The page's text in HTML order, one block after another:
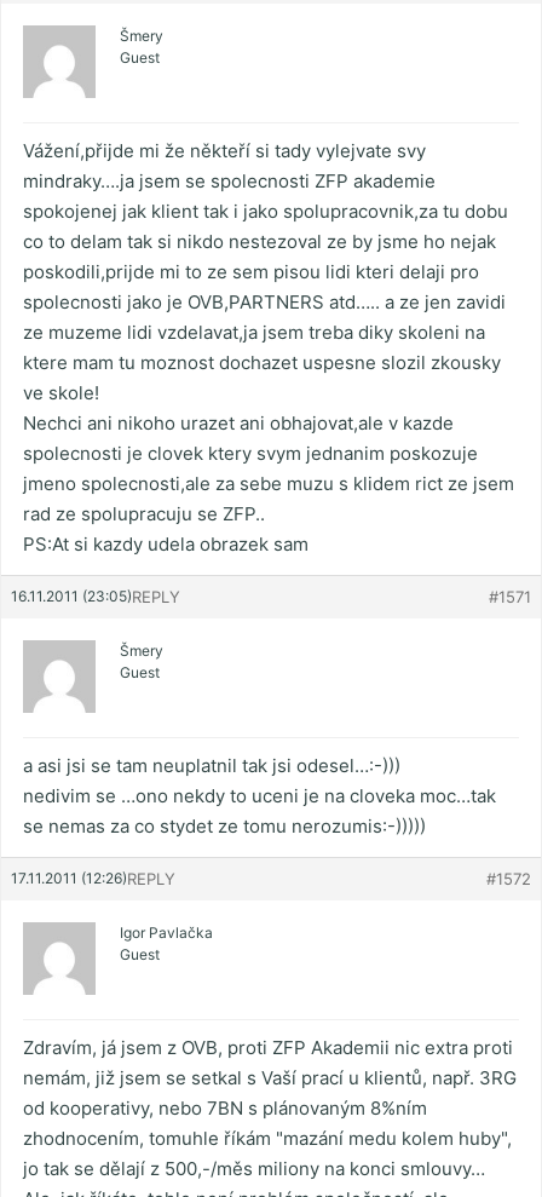
Šmery
Guest
Vážení,přijde mi že někteří si tady vylejvate svy
mindraky….ja jsem se spolecnosti ZFP akademie
spokojenej jak klient tak i jako spolupracovnik,za tu dobu
co to delam tak si nikdo nestezoval ze by jsme ho nejak
poskodili,prijde mi to ze sem pisou lidi kteri delaji pro
spolecnosti jako je OVB,PARTNERS atd….. a ze jen zavidi
ze muzeme lidi vzdelavat,ja jsem treba diky skoleni na
ktere mam tu moznost dochazet uspesne slozil zkousky
ve skole!
Nechci ani nikoho urazet ani obhajovat,ale v kazde
spolecnosti je clovek ktery svym jednanim poskozuje
jmeno spolecnosti,ale za sebe muzu s klidem rict ze jsem
rad ze spolupracuju se ZFP..
PS:At si kazdy udela obrazek sam
16.11.2011 (23:05) #1571
REPLY
Šmery
Guest
a asi jsi se tam neuplatnil tak jsi odesel…:-)))
nedivim se …ono nekdy to uceni je na cloveka moc…tak
se nemas za co stydet ze tomu nerozumis:-)))))
17.11.2011 (12:26) #1572
REPLY
Igor Pavlačka
Guest
Zdravím, já jsem z OVB, proti ZFP Akademii nic extra proti
nemám, již jsem se setkal s Vaší prací u klientů, např. 3RG
od kooperativy, nebo 7BN s plánovaným 8%ním
zhodnocením, tomuhle říkám "mazání medu kolem huby",
jo tak se dělají z 500,-/měs miliony na konci smlouvy…